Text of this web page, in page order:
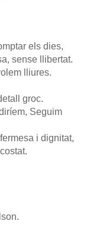
els dies,
sense llibertat.
lliures.
groc.
Seguim
i dignitat,